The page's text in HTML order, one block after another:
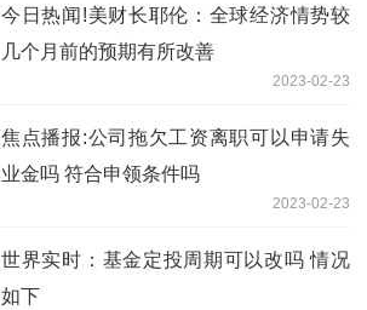
今日热闻!美财长耶伦：全球经济情势较
几个月前的预期有所改善
2023-02-23
焦点播报:公司拖欠工资离职可以申请失
业金吗 符合申领条件吗
2023-02-23
世界实时：基金定投周期可以改吗 情况
如下